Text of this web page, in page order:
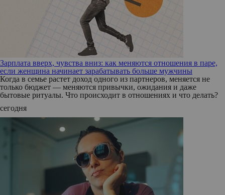
Зарплата вверх, чувства вниз: как меняются отношения в паре,
если женщина начинает зарабатывать больше мужчины
Когда в семье растет доход одного из партнеров, меняется не
только бюджет — меняются привычки, ожидания и даже
бытовые ритуалы. Что происходит в отношениях и что делать?
сегодня